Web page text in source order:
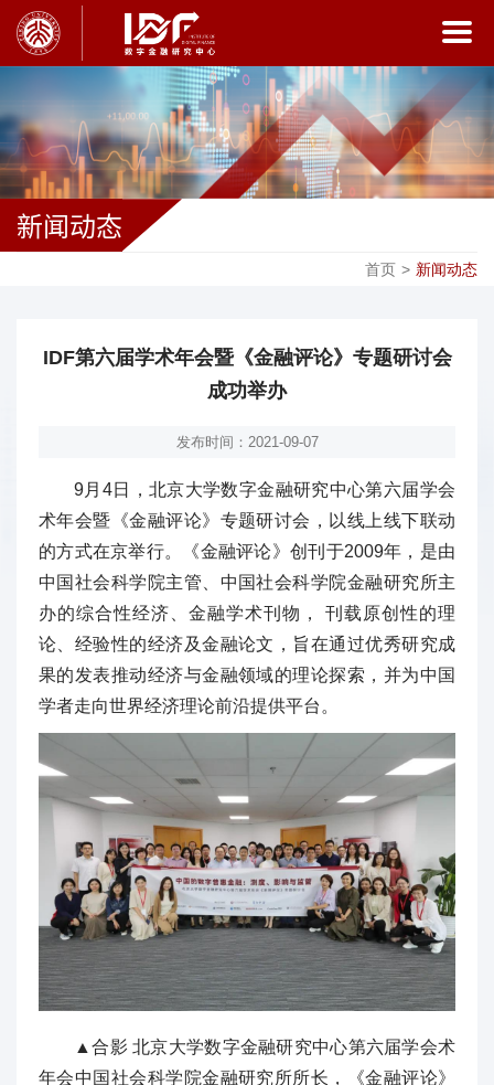
新闻动态
首页 > 新闻动态
IDF第六届学术年会暨《金融评论》专题研讨会
成功举办
发布时间：2021-09-07
9月4日，北京大学数字金融研究中心第六届学会
术年会暨《金融评论》专题研讨会，以线上线下联动
的方式在京举行。《金融评论》创刊于2009年，是由
中国社会科学院主管、中国社会科学院金融研究所主
办的综合性经济、金融学术刊物， 刊载原创性的理
论、经验性的经济及金融论文，旨在通过优秀研究成
果的发表推动经济与金融领域的理论探索，并为中国
学者走向世界经济理论前沿提供平台。
▲合影 北京大学数字金融研究中心第六届学会术
年会中国社会科学院金融研究所所长，《金融评论》